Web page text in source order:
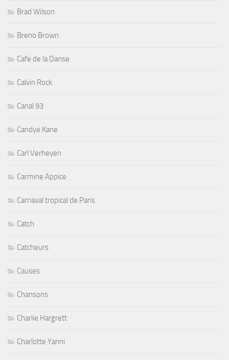
Brad Wilson
Breno Brown
Cafe de la Danse
Calvin Rock
Canal 93
Candye Kane
Carl Verheyen
Carmine Appice
Carnaval tropical de Paris
Catch
Catcheurs
Causes
Chansons
Charlie Hargrett
Charlotte Yanni